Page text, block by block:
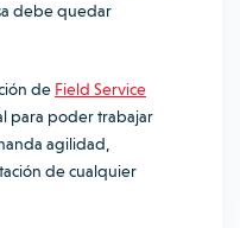
debe quedar
de Field Service
para poder trabajar
agilidad,
de cualquier